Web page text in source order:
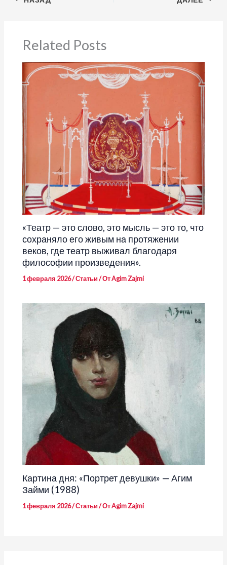
Related Posts
«Театр — это слово, это мысль — это то, что
сохраняло его живым на протяжении
веков, где театр выживал благодаря
философии произведения».
1 февраля 2026/Статьи/ ОтAgim Zajmi
Картина дня: «Портрет девушки» — Агим
Займи (1988)
1 февраля 2026/Статьи/ ОтAgim Zajmi